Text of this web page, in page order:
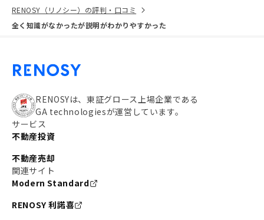
RENOSY（リノシー）の評判・口コミ
全く知識がなかったが説明がわかりやすかった
RENOSYは、東証グロース上場企業である
GA technologiesが運営しています。
サービス
不動産投資
不動産売却
関連サイト
Modern Standard
RENOSY 利諾喜